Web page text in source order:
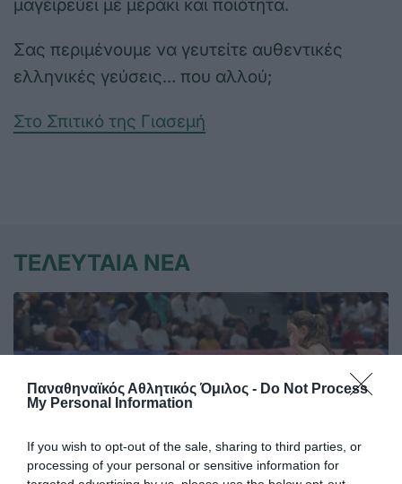
Παναθηναϊκός Αθλητικός Όμιλος - Do Not Process
My Personal Information
If you wish to opt-out of the sale, sharing to third parties, or
processing of your personal or sensitive information for
μαγειρεύει με μεράκι και ποιότητα.
Σας περιμένουμε να γευτείτε αυθεντικές
ελληνικές γεύσεις… που αλλού;
Στο Σπιτικό της Γιασεμή
ΤΕΛΕΥΤΑΙΑ ΝΕΑ